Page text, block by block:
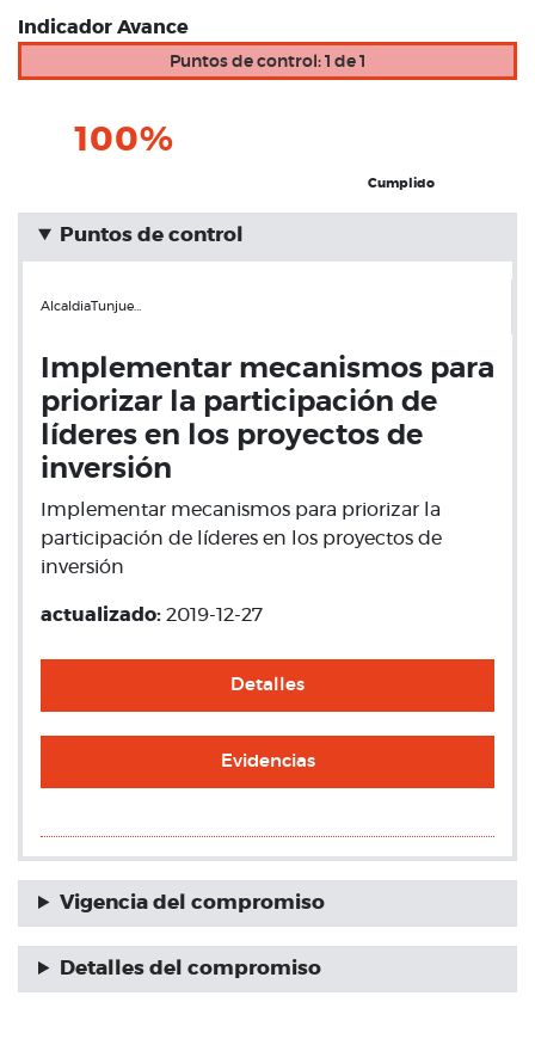
Indicador Avance
Puntos de control: 1 de 1
100%
Cumplido
Puntos de control
AlcaldiaTunjue…
Implementar mecanismos para
priorizar la participación de
líderes en los proyectos de
inversión
Implementar mecanismos para priorizar la
participación de líderes en los proyectos de
inversión
actualizado: 2019-12-27
Detalles
Evidencias
Vigencia del compromiso
Detalles del compromiso